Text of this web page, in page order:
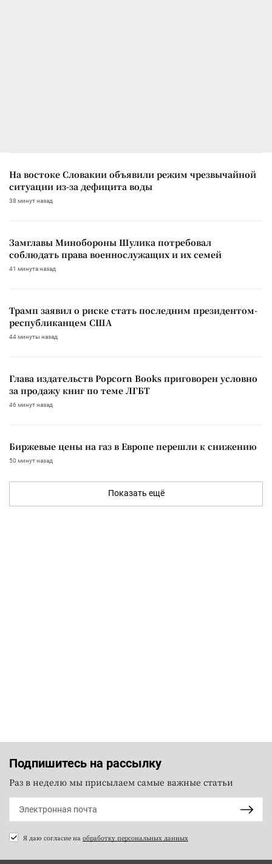
На востоке Словакии объявили режим чрезвычайной
ситуации из-за дефицита воды
38 минут назад
Замглавы Минобороны Шулика потребовал
соблюдать права военнослужащих и их семей
41 минута назад
Трамп заявил о риске стать последним президентом-
республиканцем США
44 минуты назад
Глава издательств Popcorn Books приговорен условно
за продажу книг по теме ЛГБТ
46 минут назад
Биржевые цены на газ в Европе перешли к снижению
50 минут назад
Показать ещё
Подпишитесь на рассылку
Раз в неделю мы присылаем самые важные статьи
Я даю согласие на обработку персональных данных